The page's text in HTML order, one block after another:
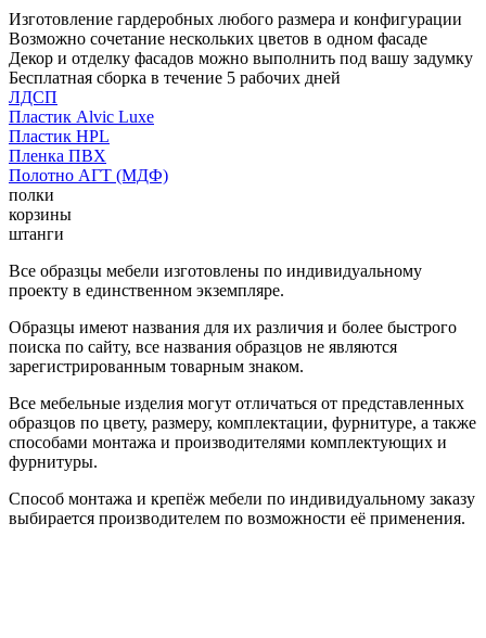
Изготовление гардеробных любого размера и конфигурации
Возможно сочетание нескольких цветов в одном фасаде
Декор и отделку фасадов можно выполнить под вашу задумку
Бесплатная сборка в течение 5 рабочих дней
ЛДСП
Пластик Alvic Luxe
Пластик HPL
Пленка ПВХ
Полотно АГТ (МДФ)
полки
корзины
штанги
Все образцы мебели изготовлены по индивидуальному
проекту в единственном экземпляре.
Образцы имеют названия для их различия и более быстрого
поиска по сайту, все названия образцов не являются
зарегистрированным товарным знаком.
Все мебельные изделия могут отличаться от представленных
образцов по цвету, размеру, комплектации, фурнитуре, а также
способами монтажа и производителями комплектующих и
фурнитуры.
Способ монтажа и крепёж мебели по индивидуальному заказу
выбирается производителем по возможности её применения.